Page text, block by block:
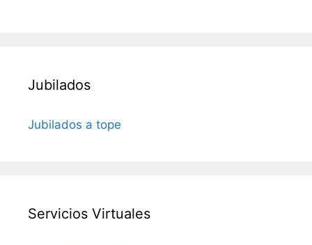
Jubilados
Jubilados a tope
Servicios Virtuales